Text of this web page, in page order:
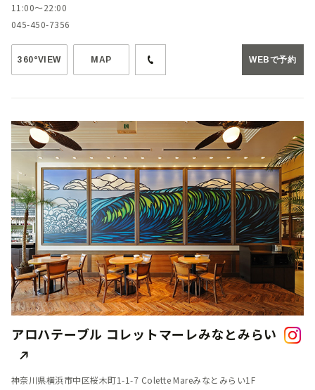
11:00～22:00
045-450-7356
360°VIEW MAP WEBで予約
アロハテーブル コレットマーレみなとみらい
神奈川県横浜市中区桜木町1-1-7 Colette Mareみなとみらい1F